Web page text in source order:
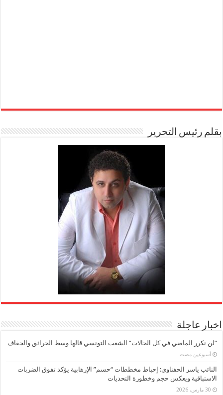
بقلم رئيس التحرير
اخبار عاجلة
“لن نكرر الماضي في كل الحالات” الشعب التونسي قالها وسط الحرائق والجفاف
‏أسبوعين مضت
النائب ياسر الحفناوي: إحباط مخططات “حسم” الإرهابية يؤكد تفوق الضربات
الاستباقية ويعكس حجم وخطورة التحديات
30 مارس، 2026